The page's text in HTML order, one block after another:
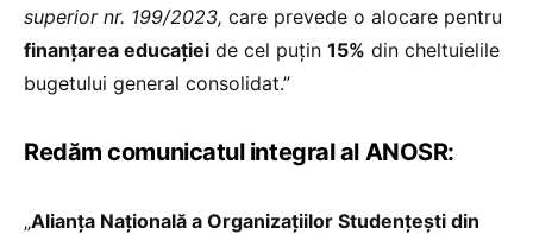
superior nr. 199/2023, care prevede o alocare pentru
finanțarea educației de cel puțin 15% din cheltuielile
bugetului general consolidat.”
Redăm comunicatul integral al ANOSR:
„Alianța Națională a Organizațiilor Studențești din